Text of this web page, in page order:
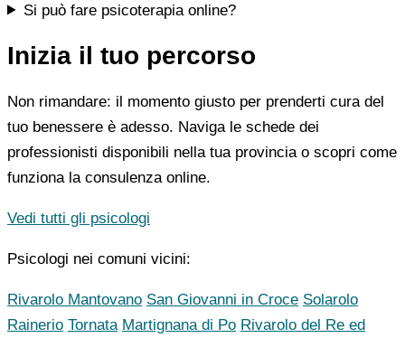
Si può fare psicoterapia online?
Inizia il tuo percorso
Non rimandare: il momento giusto per prenderti cura del
tuo benessere è adesso. Naviga le schede dei
professionisti disponibili nella tua provincia o scopri come
funziona la consulenza online.
Vedi tutti gli psicologi
Psicologi nei comuni vicini:
Rivarolo Mantovano San Giovanni in Croce Solarolo
Rainerio Tornata Martignana di Po Rivarolo del Re ed